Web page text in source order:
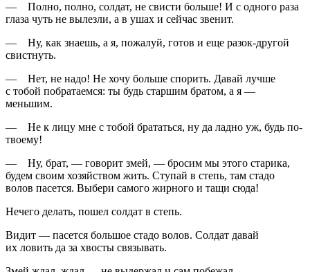
— Полно, полно, солдат, не свисти больше! И с одного раза
глаза чуть не вылезли, а в ушах и сейчас звенит.
— Ну, как знаешь, а я, пожалуй, готов и еще разок-другой
свистнуть.
— Нет, не надо! Не хочу больше спорить. Давай лучше
с тобой побратаемся: ты будь старшим братом, а я —
меньшим.
— Не к лицу мне с тобой брататься, ну да ладно уж, будь по-
твоему!
— Ну, брат, — говорит змей, — бросим мы этого старика,
будем своим хозяйством жить. Ступай в степь, там стадо
волов пасется. Выбери самого жирного и тащи сюда!
Нечего делать, пошел солдат в степь.
Видит — пасется большое стадо волов. Солдат давай
их ловить да за хвосты связывать.